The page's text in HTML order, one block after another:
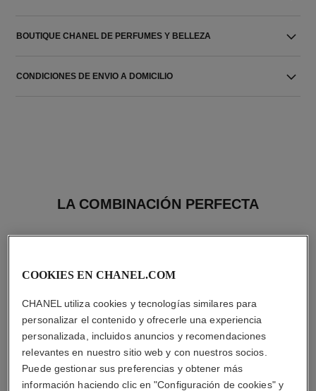
BOUTIQUE CHANEL DE PERFUMES Y BELLEZA
CONDICIONES DE ENVIO A DOMICILIO
LA COMBINACIÓN PERFECTA
COOKIES EN CHANEL.COM
CHANEL utiliza cookies y tecnologías similares para
personalizar el contenido y ofrecerle una experiencia
personalizada, incluidos anuncios y recomendaciones
relevantes en nuestro sitio web y con nuestros socios.
Puede gestionar sus preferencias y obtener más
información haciendo clic en "Configuración de cookies" y